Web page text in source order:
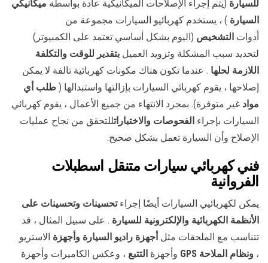
للسيارة (يتم إجراء الإصلاحات الميكانيكية عادة بواسطة ميكانيكي
السيارة ) ، يستخدم كهربائيو السيارات مجموعة من
أدوات التشخيص (اليوم بشكل أساسي تعتمد على الكمبيوتر)
لتحديد سبب المشكلة وتزويد العميل بتقدير للوقت والتكلفة
اللازمة لحلها . عندما تكون هناك مكونات كهربائية تالفة لا يمكن
إصلاحها ، يقوم كهربائي السيارات بإزالتها واستبدالها ( طلب أي
مواد غير متوفرة). بمجرد الانتهاء من جميع الأعمال ، يقوم كهربائي
السيارات بإجراء الفحوصات والاختباراتللتحقق من نجاح عمليات
الإصلاح وأن السيارة تعمل بشكل صحيح.
فني كهربائي سيارات متنقل اسطبلات
الفروانية
يمكن لكهربائيي السيارات أيضًا إجراءتحسينات وتحسينات على
الأنظمة الكهربائية والإلكترونية للسيارة . على سبيل المثال ، قد
تتناسب مع الملحقات مثل أجهزة راديو السيارة وأجهزة الاستريو
، ونظام الملاحة GPS وأجهزة التتبع ، وعكس الكاميرات وأجهزة